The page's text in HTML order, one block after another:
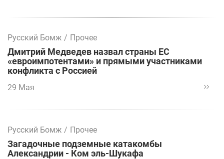
Русский Бомж / Прочее
Дмитрий Медведев назвал страны ЕС
«евроимпотентами» и прямыми участниками
конфликта с Россией
29 Мая
Русский Бомж / Прочее
Загадочные подземные катакомбы
Александрии - Ком эль-Шукафа